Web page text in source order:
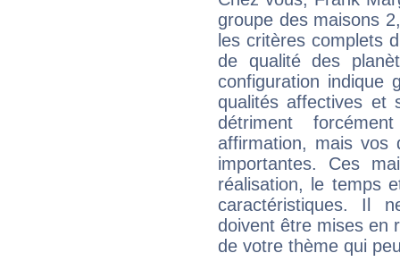
groupe des maisons
les critères complets
de qualité des
configuration indique
qualités affectives et
détriment
affirmation, mais
importantes. Ces
réalisation, le temps
caractéristiques. Il
doivent être mises en
de votre thème qui